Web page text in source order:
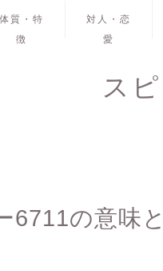
体質・特
徴
対人・恋
愛
ス
6711の意味